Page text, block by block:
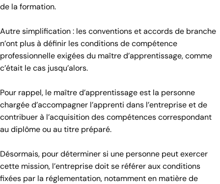
de la formation.
Autre simplification : les conventions et accords de branche
n’ont plus à définir les conditions de compétence
professionnelle exigées du maître d’apprentissage, comme
c’était le cas jusqu’alors.
Pour rappel, le maître d’apprentissage est la personne
chargée d’accompagner l’apprenti dans l’entreprise et de
contribuer à l’acquisition des compétences correspondant
au diplôme ou au titre préparé.
Désormais, pour déterminer si une personne peut exercer
cette mission, l’entreprise doit se référer aux conditions
fixées par la réglementation, notamment en matière de